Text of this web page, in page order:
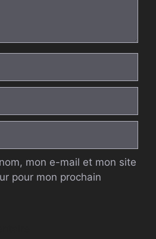
mon e-mail et mon site
pour mon prochain